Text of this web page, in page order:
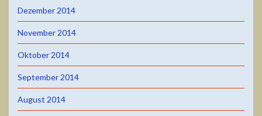
Dezember 2014
November 2014
Oktober 2014
September 2014
August 2014